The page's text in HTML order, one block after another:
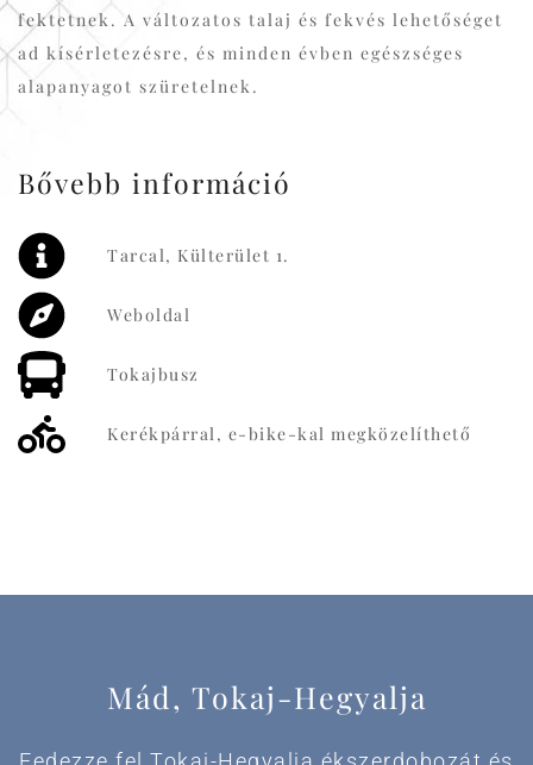
fektetnek. A változatos talaj és fekvés lehetőséget
ad kísérletezésre, és minden évben egészséges
alapanyagot szüretelnek.
Bővebb információ
Tarcal, Külterület 1.
Weboldal
Tokajbusz
Kerékpárral, e-bike-kal megközelíthető
Mád, Tokaj-Hegyalja